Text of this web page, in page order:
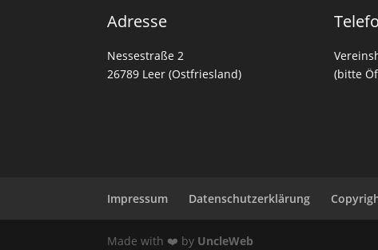
Adresse
Nessestraße 2
26789 Leer (Ostfriesland)
(bitte
Impressum Datenschutzerklärung
Made with ❤️ by UncleWeb